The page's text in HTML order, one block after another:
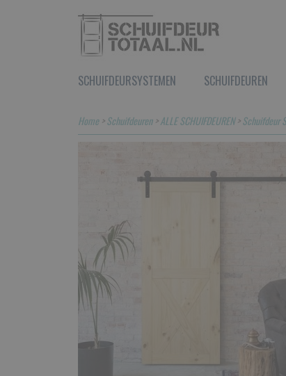
SCHUIFDEURSYSTEMEN SCHUIFDEUREN
Home>Schuifdeuren>ALLE SCHUIFDEUREN>Schuifdeur